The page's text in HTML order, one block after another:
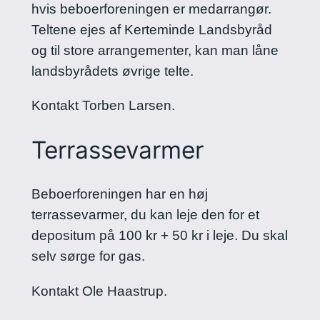
hvis beboerforeningen er medarrangør.
Teltene ejes af Kerteminde Landsbyråd
og til store arrangementer, kan man låne
landsbyrådets øvrige telte.
Kontakt Torben Larsen.
Terrassevarmer
Beboerforeningen har en høj
terrassevarmer, du kan leje den for et
depositum på 100 kr + 50 kr i leje. Du skal
selv sørge for gas.
Kontakt Ole Haastrup.